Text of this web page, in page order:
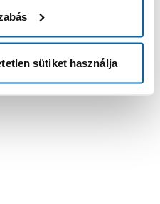
sütiket használja